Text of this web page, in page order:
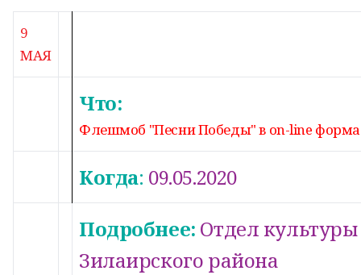
9
МАЯ
Что:
Флешмоб "Песни Победы" в on-line
Когда: 09.05.2020
Подробнее: Отдел культуры
Зилаирского района